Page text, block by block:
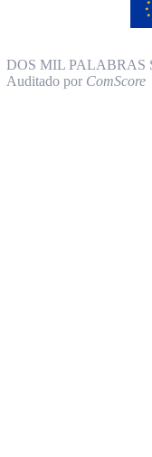
DOS MIL PALABRAS
Auditado por ComScore